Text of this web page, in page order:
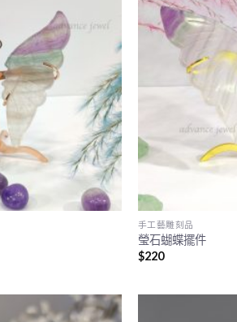
手工藝雕刻品
瑩石蝴蝶擺件
$220